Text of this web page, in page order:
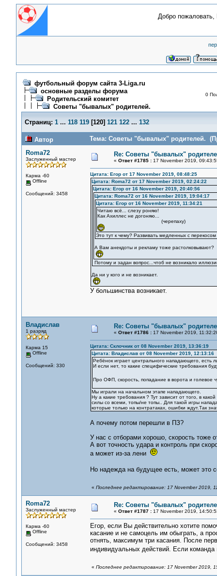
Добро пожаловать,
футбольный форум сайта 3-Liga.ru
основные разделы форума
Родительский комитет
Советы "бывалых" родителей.
0
Страниц: 1 ... 118 119[120] 121 122 ... 132
Автор
Тема: Советы "бывалых" родителей.
Roma72
Заслуженный мастер
Карма -60
Offline
Сообщений: 3458
Re: Советы "бывалых"
« Ответ #1785 :17 November 2019,
Цитата: Егор от 17 November 2019, 08:48:25
Цитата: Roma72 от 17 November 2019, 02:24:22
Цитата: Егор от 16 November 2019, 20:40:56
Цитата: Roma72 от 16 November 2019, 19:04:17
Цитата: Егор от 16 November 2019, 11:34:21
Читаю всё... слезу роняю!
Как Ахиллес не догоняю...
(черепаху)
Это тут к чему? Развивать медленных с
А Вам анекдоты и рекламу тоже растолковывают?
Потому и задан вопрос...чтоб не возникало
Да ни у кого и не возникает.
У большинства возникает.
Владислав
1 разряд
Карма 15
Offline
Сообщений: 330
Re: Советы "бывалых"
« Ответ #1786 :17 November 2019,
Цитата: Склочник от 08 November 2019, 13:36:19
Цитата: Владислав от 08 November 2019, 12:13:16
Ребёнок играет центрального нападающего, есть
И если нет, то какие специфические требования
Про ОФП, скорость, попадание в ворота и голевое
Мы играли на начальном этапе нападающего.
Ну а какие требования ? Тут зависит от того, в
силы со всеми, топы/не топы.. Для такой игры
которые только на контратаках, ошибки ждут.Так
А почему потом перешли в ПЗ?
У нас с отборами хорошо, скорость тоже
А вот точность удара и контроль при
а может из-за лени
Но надежда на будущее есть, может это
« Последнее редактирование: 17 November 2019,
Roma72
Заслуженный мастер
Карма -60
Offline
Сообщений: 3458
Re: Советы "бывалых"
« Ответ #1787 :17 November 2019,
Егор, если Вы действительно хотите
касание и не самоцель им обыграть, а
отнять, максимум три касания. После
индивидуальных действий. Если
« Последнее редактирование: 17 November 2019,